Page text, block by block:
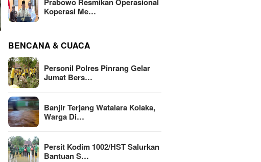
Koperasi Me…
BENCANA & CUACA
Personil Polres Pinrang Gelar
Jumat Bers…
Banjir Terjang Watalara Kolaka,
Warga Di…
Persit Kodim 1002/HST Salurkan
Bantuan S…